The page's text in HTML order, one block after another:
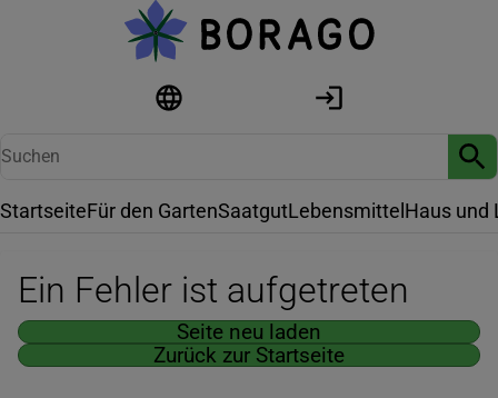
StartseiteFür den GartenSaatgutLebensmittel Haus und
Ein Fehler ist aufgetreten
Seite neu laden
Zurück zur Startseite